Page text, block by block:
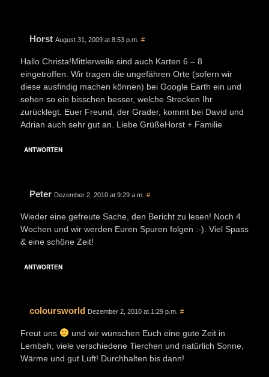
Horst August 31, 2009 at 8:53 p.m. #
Hallo Christa!Mittlerweile sind auch Karten 6 – 8
eingetroffen. Wir tragen die ungefähren Orte (sofern wir
diese ausfindig machen können) bei Google Earth ein und
sehen so ein bisschen besser, welche Strecken Ihr
zurücklegt. Euer Freund, der Grader, kommt bei David und
Adrian auch sehr gut an. Liebe GrüßeHorst + Familie
ANTWORTEN
Peter Dezember 2, 2010 at 9:29 a.m. #
Wieder eine gefreute Sache, den Bericht zu lesen! Noch 4
Wochen und wir werden Euren Spuren folgen :-). Viel Spass
& eine schöne Zeit!
ANTWORTEN
coloursworld Dezember 2, 2010 at 1:29 p.m. #
Freut uns
und wir wünschen Euch eine gute Zeit in
Lembeh, viele verschiedene Tierchen und natürlich Sonne,
Wärme und gut Luft! Durchhalten bis dann!